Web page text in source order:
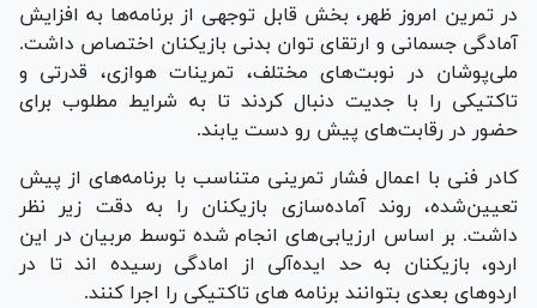
در تمرین امروز ظهر، بخش قابل توجهی از برنامه‌ها به افزایش
آمادگی جسمانی و ارتقای توان بدنی بازیکنان اختصاص داشت.
ملی‌پوشان در نوبت‌های مختلف، تمرینات هوازی، قدرتی و
تاکتیکی را با جدیت دنبال کردند تا به شرایط مطلوب برای
حضور در رقابت‌های پیش رو دست یابند.
کادر فنی با اعمال فشار تمرینی متناسب با برنامه‌های از پیش
تعیین‌شده، روند آماده‌سازی بازیکنان را به دقت زیر نظر
داشت. بر اساس ارزیابی‌های انجام شده توسط مربیان در این
اردو، بازیکنان به حد ایده‌آلی از امادگی رسیده اند تا در
اردوهای بعدی بتوانند برنامه های تاکتیکی را اجرا کنند.